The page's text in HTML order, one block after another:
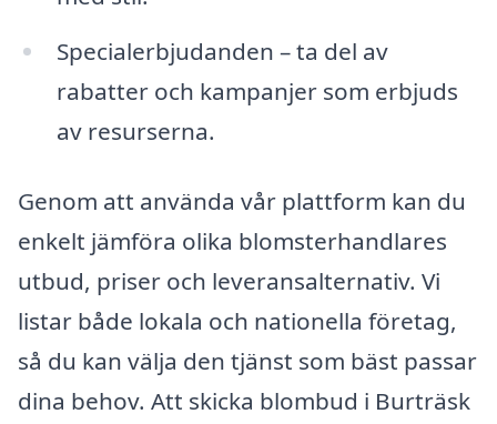
Specialerbjudanden – ta del av
rabatter och kampanjer som erbjuds
av resurserna.
Genom att använda vår plattform kan du
enkelt jämföra olika blomsterhandlares
utbud, priser och leveransalternativ. Vi
listar både lokala och nationella företag,
så du kan välja den tjänst som bäst passar
dina behov. Att skicka blombud i Burträsk